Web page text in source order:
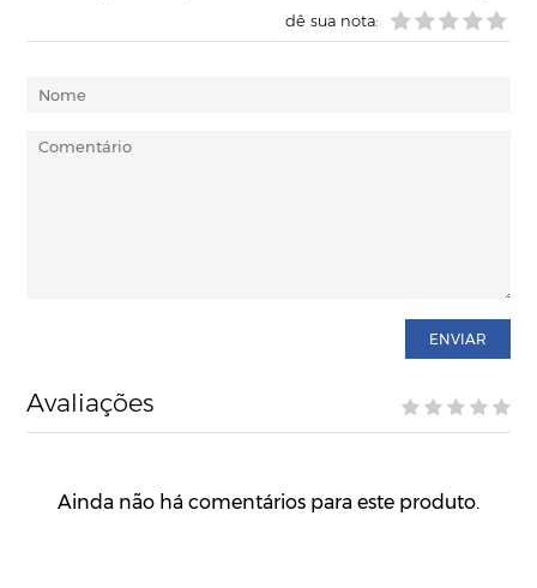
dê sua nota:
ENVIAR
Avaliações
Ainda não há comentários para este produto.